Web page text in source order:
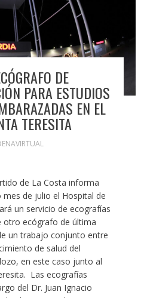
DE
PARA ESTUDIOS
EN EL
TERESITA
de La Costa informa
de julio el Hospital de
un servicio de ecografías
otro ecógrafo de última
un trabajo conjunto entre
de salud del
en este caso junto al
Las ecografías
del Dr. Juan Ignacio